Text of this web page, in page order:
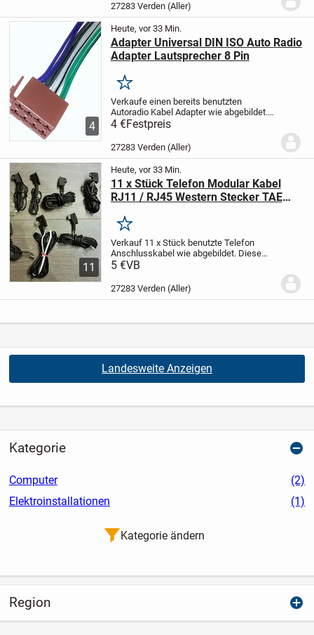
zuletzt noch einwandfrei funktionierte
und...
27283 Verden (Aller)
4
Heute, vor 33 Min.
Adapter Universal DIN ISO Auto Radio
Adapter Lautsprecher 8 Pin
Merken
Verkaufe einen bereits benutzten
Autoradio Kabel Adapter wie abgebildet.
Beschreibung: - Voll Belegt
mit JVC, Panasonic, Alpine, Kenwood
Radios usw.- Kompatibel mit jedem
4 €Festpreis
27283 Verden (Aller)
11
Heute, vor 33 Min.
11 x Stück Telefon Modular Kabel
RJ11 / RJ45 Western Stecker TAE
Merken
Verkauf 11 x Stück benutzte Telefon
Anschlusskabel wie abgebildet. Diese
Kabel sind geeignet für den Anschluss
Telefondose.Telefonkabel Codierung: F /
N, TAE F oder TAE N Stecker...
5 €VB
27283 Verden (Aller)
Landesweite Anzeigen
Kategorie
Computer
(2)
Elektroinstallationen
(1)
Kategorie ändern
Region